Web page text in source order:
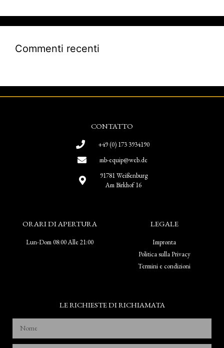
Commenti recenti
CONTATTO
+49 (0) 173 3934190
mb-equip@web.de
91781 Weißenburg
Am Birkhof 16
ORARI DI APERTURA
Lun-Dom 08:00 Alle 21:00
LEGALE
Impronta
Politica sulla Privacy
Termini e condizioni
LE RICHIESTE DI RICHIAMATA